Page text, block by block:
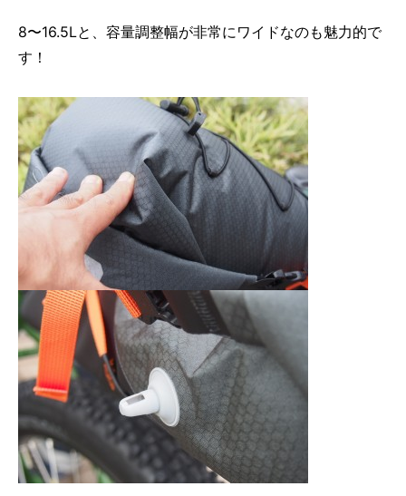
8〜16.5Lと、容量調整幅が非常にワイドなのも魅力的で
す！